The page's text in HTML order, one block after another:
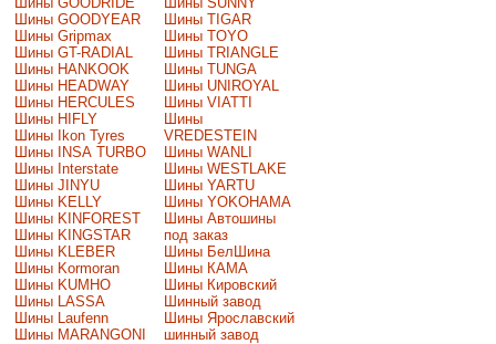
Шины GOODYEAR
Шины Gripmax
Шины GT-RADIAL
Шины HANKOOK
Шины HEADWAY
Шины HERCULES
Шины HIFLY
Шины Ikon Tyres
Шины INSA TURBO
Шины Interstate
Шины JINYU
Шины KELLY
Шины KINFOREST
Шины KINGSTAR
Шины KLEBER
Шины Kormoran
Шины KUMHO
Шины LASSA
Шины Laufenn
Шины MARANGONI
Шины TIGAR
Шины TOYO
Шины TRIANGLE
Шины TUNGA
Шины UNIROYAL
Шины VIATTI
Шины
VREDESTEIN
Шины WANLI
Шины WESTLAKE
Шины YARTU
Шины YOKOHAMA
Шины Автошины
под заказ
Шины БелШина
Шины КАМА
Шины Кировский
Шинный завод
Шины Ярославский
шинный завод